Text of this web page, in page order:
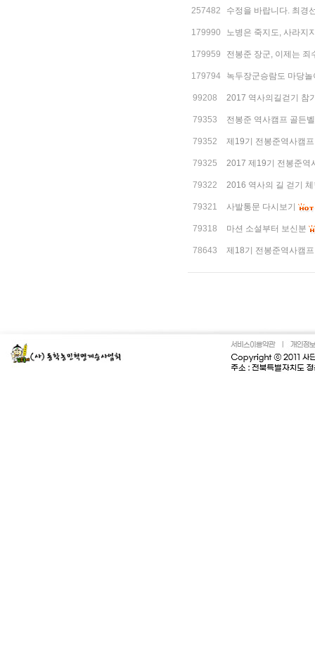
257482 수정을 바랍니다. 최경
179990 노병은 죽지도, 사라지
179959 전봉준 장군, 이제는
179794 녹두장군승람도 마당
99208 2017 역사의길걷기 참
79353 전봉준 역사캠프 골든
79352 제19기 전봉준역사캠
79325 2017 제19기 전봉준
79322 2016 역사의 길 걷기
79321 사발통문 다시보기
79318 마션 소설부터 보신분
78643 제18기 전봉준역사캠